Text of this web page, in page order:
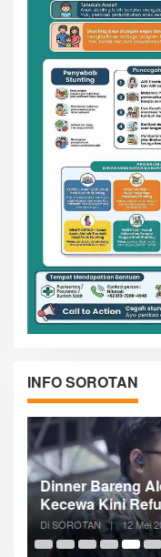
INFO SOROTAN
Dinner Bareng
Kecewa Kini
Di SOROTAN | 12 Mei